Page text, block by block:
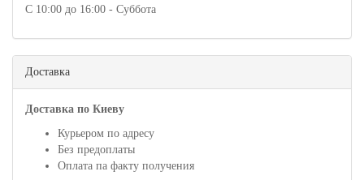
С 10:00 до 16:00 - Суббота
Доставка
Доставка по Киеву
Курьером по адресу
Без предоплаты
Оплата па факту получения